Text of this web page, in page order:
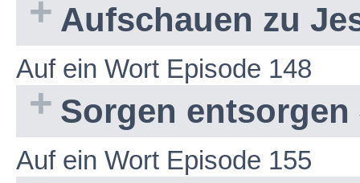
Aufschauen zu
Auf ein Wort Episode 148
Sorgen entsorgen
Auf ein Wort Episode 155